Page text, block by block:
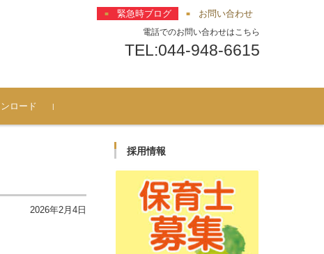
緊急時ブログ お問い合わせ
電話でのお問い合わせはこちら
TEL:044-948-6615
ロード
2026年2月4日
採用情報